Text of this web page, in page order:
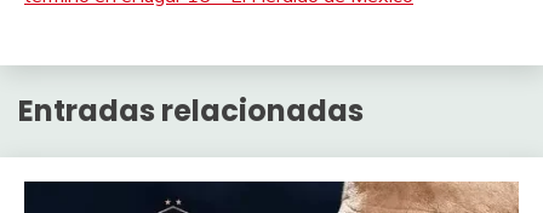
Entradas relacionadas